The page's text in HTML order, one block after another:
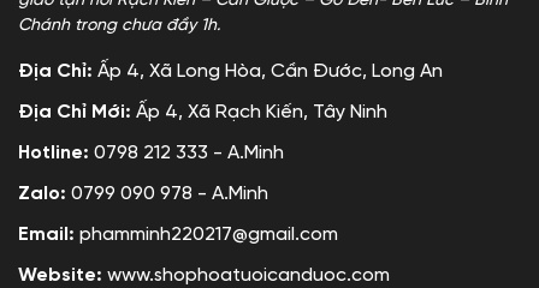
Chánh trong chưa đầy 1h.
Địa Chỉ: Ấp 4, Xã Long Hòa, Cần Đước, Long An
Địa Chỉ Mới: Ấp 4, Xã Rạch Kiến, Tây Ninh
Hotline: 0798 212 333 - A.Minh
Zalo: 0799 090 978 - A.Minh
Email: phamminh220217@gmail.com
Website: www.shophoatuoicanduoc.com